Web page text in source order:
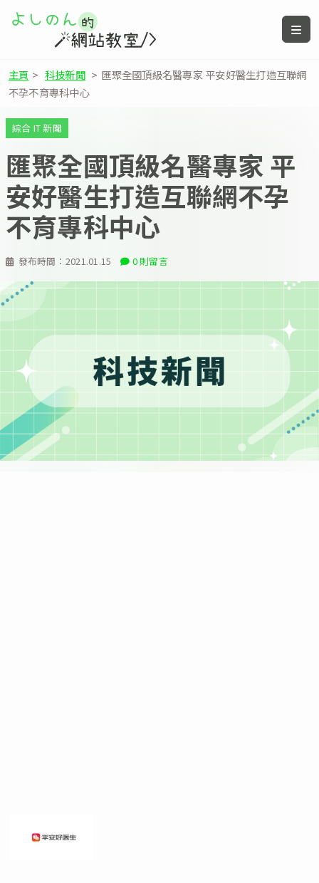
主頁 > 科技新聞 > 匯聚全國頂級名醫專家 平安好醫生打造互聯網
不孕不育專科中心
發布時間： 2021.01.15 0 則留言
綜合 IT 新聞
匯聚全國頂級名醫專家 平
安好醫生打造互聯網不孕
不育專科中心